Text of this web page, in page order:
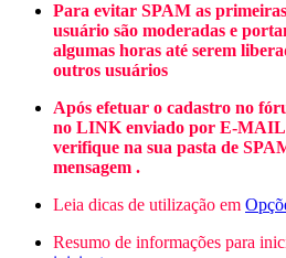
Para evitar SPAM as
usuário são moderadas e
algumas horas até serem
outros usuários
Após efetuar o cadastro no
no LINK enviado por E-MAIL
verifique na sua pasta de
mensagem .
Leia dicas de utilização em
Resumo de informações para